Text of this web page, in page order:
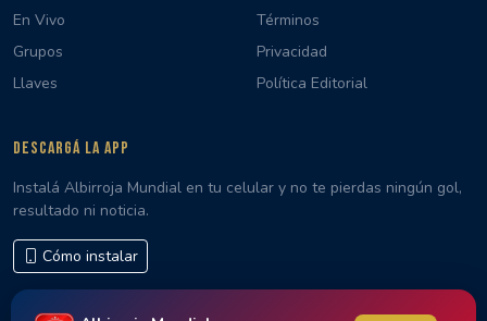
En Vivo
Grupos
Llaves
Términos
Privacidad
Política Editorial
DESCARGÁ LA APP
Instalá Albirroja Mundial en tu celular y no te pierdas ningún gol,
resultado ni noticia.
Cómo instalar